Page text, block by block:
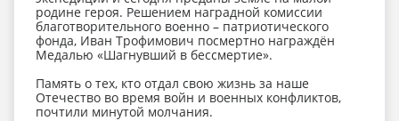
родине героя. Решением наградной комиссии
благотворительного военно – патриотического
фонда, Иван Трофимович посмертно награждён
Медалью «Шагнувший в бессмертие».
Память о тех, кто отдал свою жизнь за наше
Отечество во время войн и военных конфликтов,
почтили минутой молчания.